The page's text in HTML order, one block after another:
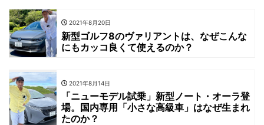
2021年8月20日
新型ゴルフ8のヴァリアントは、なぜこんな
にもカッコ良くて使えるのか？
2021年8月14日
「ニューモデル試乗」新型ノート・オーラ登
場。国内専用「小さな高級車」はなぜ生まれ
たのか？